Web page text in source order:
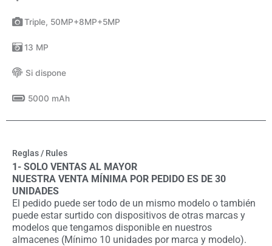
Triple, 50MP+8MP+5MP
13 MP
Si dispone
5000 mAh
Reglas / Rules
1- SOLO VENTAS AL MAYOR
NUESTRA VENTA MÍNIMA POR PEDIDO ES DE 30
UNIDADES
El pedido puede ser todo de un mismo modelo o también
puede estar surtido con dispositivos de otras marcas y
modelos que tengamos disponible en nuestros
almacenes (Mínimo 10 unidades por marca y modelo).